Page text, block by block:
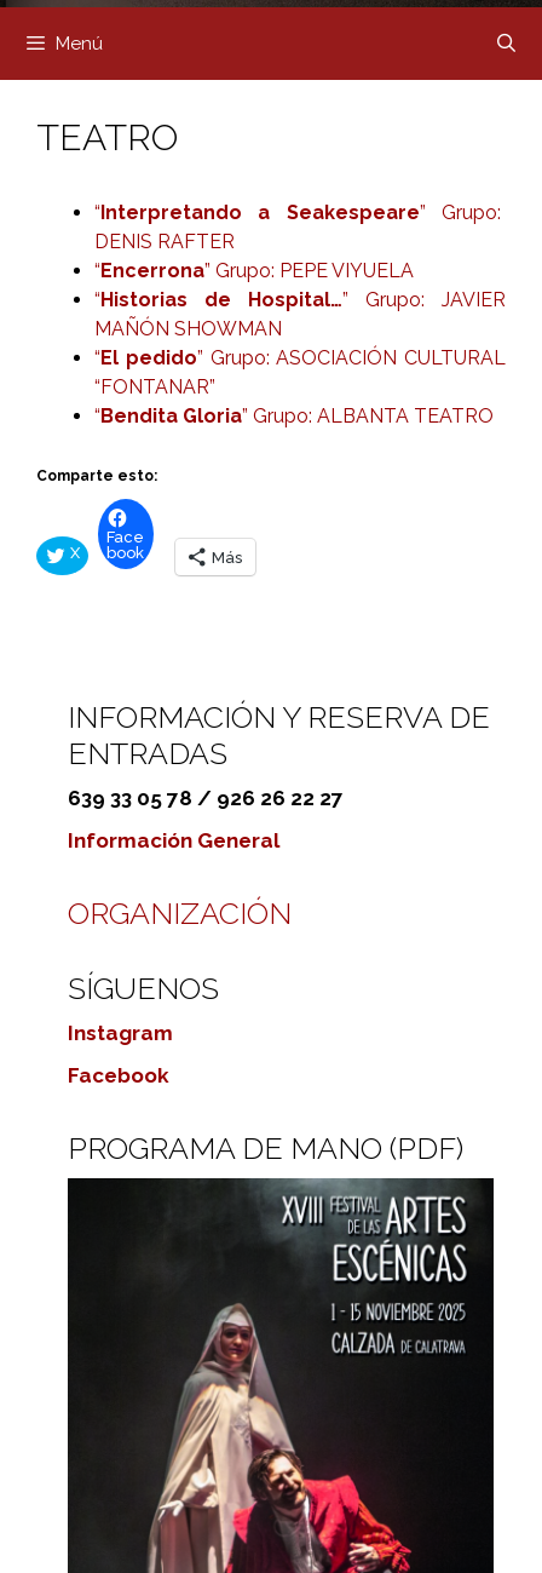
Menú
TEATRO
“Interpretando a Seakespeare” Grupo:
DENIS RAFTER
“Encerrona” Grupo: PEPE VIYUELA
“Historias de Hospital…” Grupo: JAVIER
MAÑÓN SHOWMAN
“El pedido” Grupo: ASOCIACIÓN CULTURAL
“FONTANAR”
“Bendita Gloria” Grupo: ALBANTA TEATRO
Comparte esto:
X
Face
book
Más
INFORMACIÓN Y RESERVA DE
ENTRADAS
639 33 05 78 / 926 26 22 27
Información General
ORGANIZACIÓN
SÍGUENOS
Instagram
Facebook
PROGRAMA DE MANO (PDF)